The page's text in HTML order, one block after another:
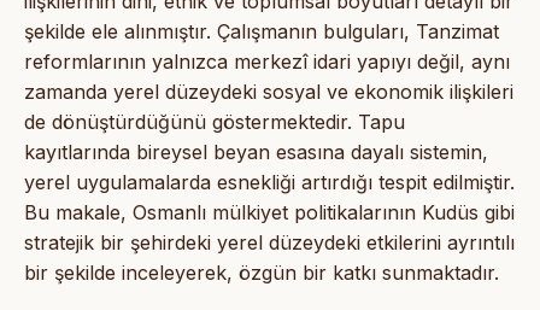
şekilde ele alınmıştır. Çalışmanın bulguları, Tanzimat
reformlarının yalnızca merkezî idari yapıyı değil, aynı
zamanda yerel düzeydeki sosyal ve ekonomik ilişkileri
de dönüştürdüğünü göstermektedir. Tapu
kayıtlarında bireysel beyan esasına dayalı sistemin,
yerel uygulamalarda esnekliği artırdığı tespit edilmiştir.
Bu makale, Osmanlı mülkiyet politikalarının Kudüs gibi
stratejik bir şehirdeki yerel düzeydeki etkilerini ayrıntılı
bir şekilde inceleyerek, özgün bir katkı sunmaktadır.